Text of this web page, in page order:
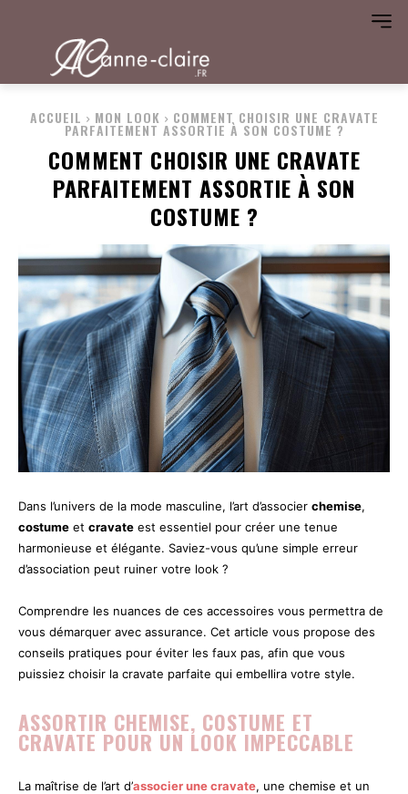
ACCUEIL MON LOOK COMMENT CHOISIR UNE CRAVATE
PARFAITEMENT ASSORTIE À SON COSTUME ?
COMMENT CHOISIR UNE CRAVATE
PARFAITEMENT ASSORTIE À SON
COSTUME ?
Dans l’univers de la mode masculine, l’art d’associer chemise,
costume et cravate est essentiel pour créer une tenue
harmonieuse et élégante. Saviez-vous qu’une simple erreur
d’association peut ruiner votre look ?
Comprendre les nuances de ces accessoires vous permettra de
vous démarquer avec assurance. Cet article vous propose des
conseils pratiques pour éviter les faux pas, afin que vous
puissiez choisir la cravate parfaite qui embellira votre style.
ASSORTIR CHEMISE, COSTUME ET
CRAVATE POUR UN LOOK IMPECCABLE
La maîtrise de l’art d’associer une cravate, une chemise et un